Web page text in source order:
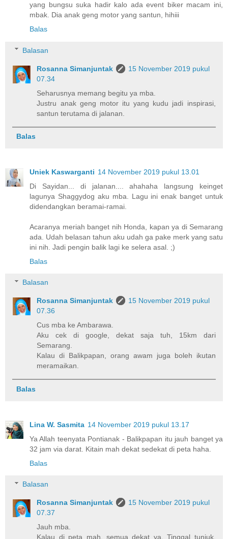
yang bungsu suka hadir kalo ada event biker macam ini,
mbak. Dia anak geng motor yang santun, hihiii
Balas
Balasan
Rosanna Simanjuntak
15 November 2019 pukul
07.34
Seharusnya memang begitu ya mba.
Justru anak geng motor itu yang kudu jadi inspirasi,
santun terutama di jalanan.
Balas
Uniek Kaswarganti 14 November 2019 pukul 13.01
Di Sayidan... di jalanan.... ahahaha langsung keinget
lagunya Shaggydog aku mba. Lagu ini enak banget untuk
didendangkan beramai-ramai.
Acaranya meriah banget nih Honda, kapan ya di Semarang
ada. Udah belasan tahun aku udah ga pake merk yang satu
ini nih. Jadi pengin balik lagi ke selera asal. ;)
Balas
Balasan
Rosanna Simanjuntak
15 November 2019 pukul
07.36
Cus mba ke Ambarawa.
Aku cek di google, dekat saja tuh, 15km dari
Semarang.
Kalau di Balikpapan, orang awam juga boleh ikutan
meramaikan.
Balas
Lina W. Sasmita 14 November 2019 pukul 13.17
Ya Allah teenyata Pontianak - Balikpapan itu jauh banget ya
32 jam via darat. Kitain mah dekat sedekat di peta haha.
Balas
Balasan
Rosanna Simanjuntak
15 November 2019 pukul
07.37
Jauh mba.
Kalau di peta mah, semua dekat ya. Tinggal tunjuk,